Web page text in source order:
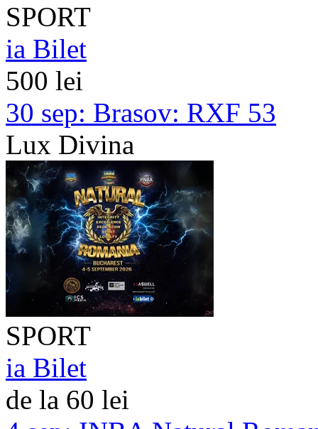
SPORT
ia Bilet
500 lei
30 sep: Brasov: RXF 53
Lux Divina
SPORT
ia Bilet
de la 60 lei